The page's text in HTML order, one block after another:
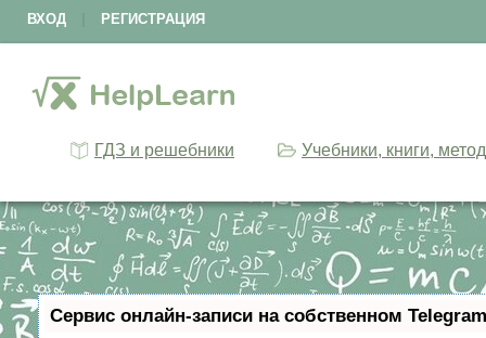
ВХОД РЕГИСТРАЦИЯ
ГДЗ и решебники Учебники, книги,
Сервис онлайн-записи на собственном